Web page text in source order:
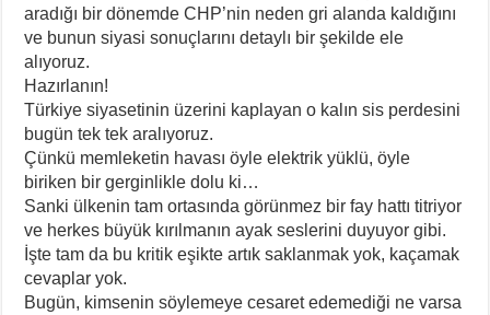
aradığı bir dönemde CHP’nin neden gri alanda kaldığını
ve bunun siyasi sonuçlarını detaylı bir şekilde ele
alıyoruz.
Hazırlanın!
Türkiye siyasetinin üzerini kaplayan o kalın sis perdesini
bugün tek tek aralıyoruz.
Çünkü memleketin havası öyle elektrik yüklü, öyle
biriken bir gerginlikle dolu ki…
Sanki ülkenin tam ortasında görünmez bir fay hattı titriyor
ve herkes büyük kırılmanın ayak seslerini duyuyor gibi.
İşte tam da bu kritik eşikte artık saklanmak yok, kaçamak
cevaplar yok.
Bugün, kimsenin söylemeye cesaret edemediği ne varsa